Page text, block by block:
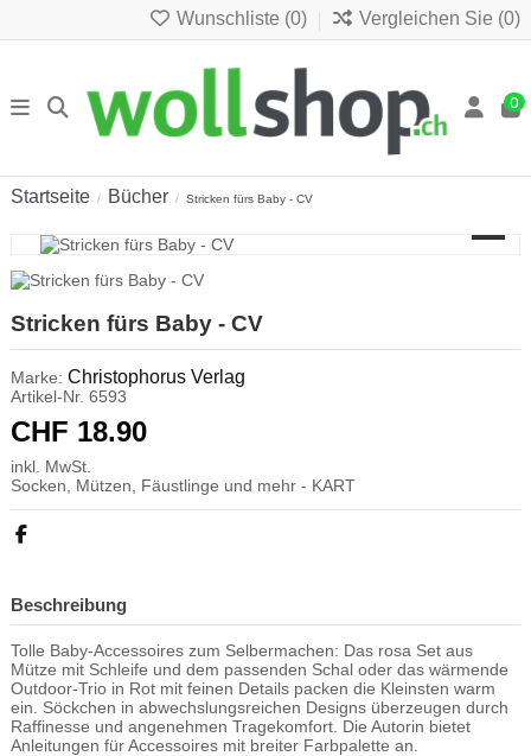
Wunschliste (0) Vergleichen Sie (0)
0
Startseite Bücher Stricken fürs Baby - CV
Stricken fürs Baby - CV
Marke: Christophorus Verlag
Artikel-Nr. 6593
CHF 18.90
inkl. MwSt.
Socken, Mützen, Fäustlinge und mehr - KART
Beschreibung
Tolle Baby-Accessoires zum Selbermachen: Das rosa Set aus
Mütze mit Schleife und dem passenden Schal oder das wärmende
Outdoor-Trio in Rot mit feinen Details packen die Kleinsten warm
ein. Söckchen in abwechslungsreichen Designs überzeugen durch
Raffinesse und angenehmen Tragekomfort. Die Autorin bietet
Anleitungen für Accessoires mit breiter Farbpalette an.